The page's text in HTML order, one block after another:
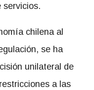
servicios.
chilena al
se ha
unilateral de
a las